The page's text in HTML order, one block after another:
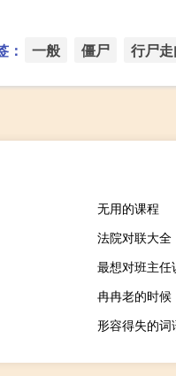
： 一般 僵尸 行尸
无用的课程
法院对联大全
最想对班主任
冉冉老的时候
形容得失的词